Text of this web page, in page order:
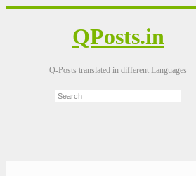
QPosts.in
Q-Posts translated in different Languages